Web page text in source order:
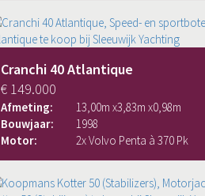
Cranchi 40 Atlantique
€ 149.000
Afmeting: 13,00m x3,83m x0,98m
Bouwjaar:
1998
Motor:
2x Volvo Penta à 370 Pk